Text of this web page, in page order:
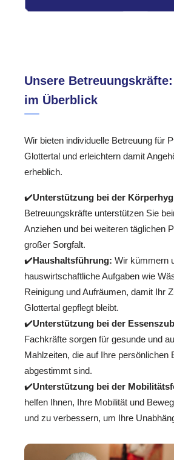
Unsere
im Überblick
Wir bieten individuelle Betreuung für
Glottertal und erleichtern damit
erheblich.
✔️Unterstützung bei der
Betreuungskräfte unterstützen Sie
Anziehen und bei weiteren täglichen
großer Sorgfalt.
✔️Haushaltsführung: Wir kümmern
hauswirtschaftliche Aufgaben wie
Reinigung und Aufräumen, damit Ihr
Glottertal gepflegt bleibt.
✔️Unterstützung bei der
Fachkräfte sorgen für gesunde und
Mahlzeiten, die auf Ihre persönlichen
abgestimmt sind.
✔️Unterstützung bei der
helfen Ihnen, Ihre Mobilität und
und zu verbessern, um Ihre